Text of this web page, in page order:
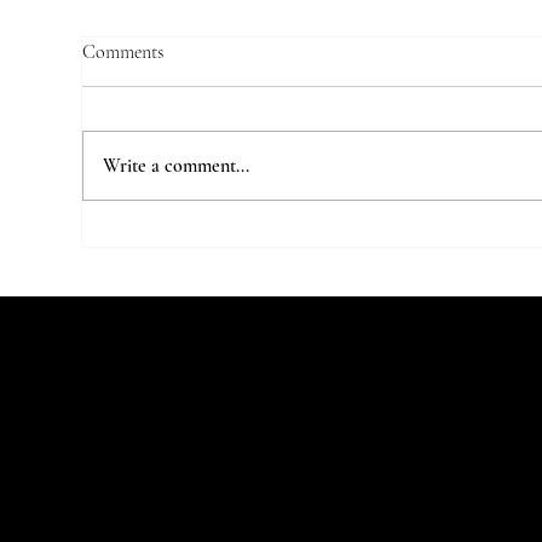
Comments
Write a comment...